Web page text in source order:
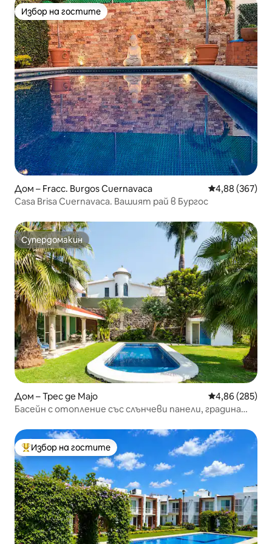
Избор на гостите
Избор на гостите
Дом – Fracc. Burgos Cuernavaca Средна
4,88 (367)
Casa Brisa Cuernavaca. Вашият рай в Бургос
Супердомакин
Супердомакин
Дом – Трес де Мајо Средна
4,86 (285)
Басейн с отопление със слънчеви панели, градина
Най-популярен избор на гостите
Избор на гостите